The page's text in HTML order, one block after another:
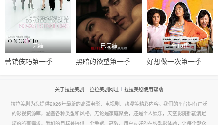
完结
营销伎巧第一季
已完结
黑暗的欲望第一季
全10集
好想做一次第一季
关于拉拉美剧 拉拉美剧网址 拉拉美剧使用帮助
拉拉美剧为您提供2026年最新的高清电影、电视剧、动漫等精彩内容。我们的平台拥有广泛
的影视资源库，涵盖各种类型和风格。无论是家庭聚会，还是个人娱乐，天空影院都能满足
您的所有需求。我们的目标是提供一个免费、高效、用户友好的在线观影体验，让每个观众